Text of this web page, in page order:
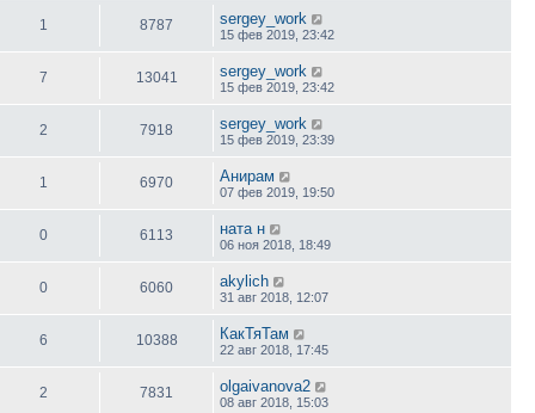
1 8787 sergey_work
15 фев 2019, 23:42
7 13041 sergey_work
15 фев 2019, 23:42
2 7918 sergey_work
15 фев 2019, 23:39
1 6970 Анирам
07 фев 2019, 19:50
0 6113 ната н
06 ноя 2018, 18:49
0 6060 akylich
31 авг 2018, 12:07
6 10388 КакТяТам
22 авг 2018, 17:45
2 7831 olgaivanova2
08 авг 2018, 15:03